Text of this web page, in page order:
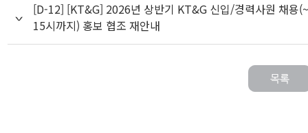
[D-12] [KT&G] 2026년 상반기 KT&G 신입/경력사원 채용
15시까지) 홍보 협조 재안내